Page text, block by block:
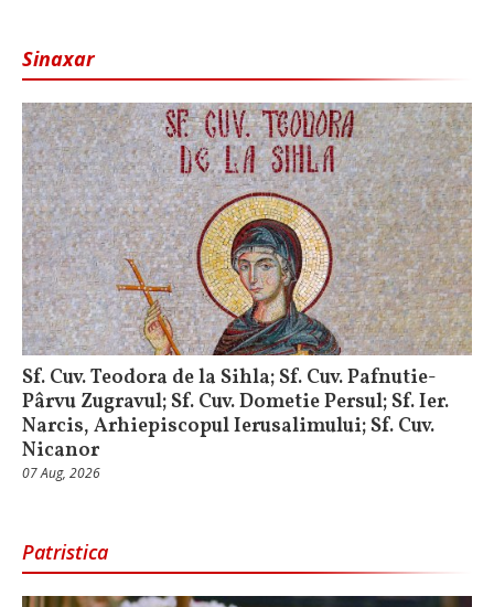
Sinaxar
Sf. Cuv. Teodora de la Sihla; Sf. Cuv. Pafnutie-
Pârvu Zugravul; Sf. Cuv. Dometie Persul; Sf. Ier.
Narcis, Arhiepiscopul Ierusalimului; Sf. Cuv.
Nicanor
07 Aug, 2026
Patristica